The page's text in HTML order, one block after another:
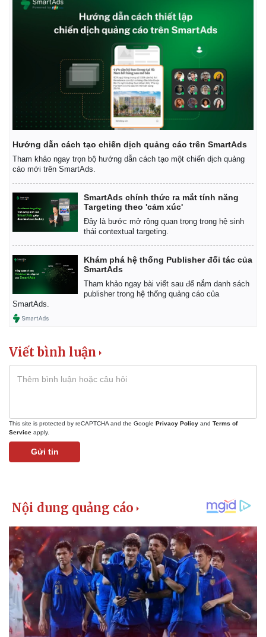
Kinh tế
Bất động sản
Khởi nghiệp
Thị trường
Giá vàng
Tiêu dùng
Tỷ giá
Hướng dẫn cách tạo chiến dịch quảng cáo trên SmartAds
Tham khảo ngay trọn bộ hướng dẫn cách tạo một chiến dịch quảng
cáo mới trên SmartAds.
SmartAds chính thức ra mắt tính năng
Targeting theo 'cảm xúc'
Đây là bước mở rộng quan trọng trong hệ sinh
thái contextual targeting.
Khám phá hệ thống Publisher đối tác của
SmartAds
Tham khảo ngay bài viết sau để nắm danh sách
publisher trong hệ thống quảng cáo của
SmartAds.
Viết bình luận
This site is protected by reCAPTCHA and the Google Privacy Policy and Terms of
Service apply.
Gửi tin